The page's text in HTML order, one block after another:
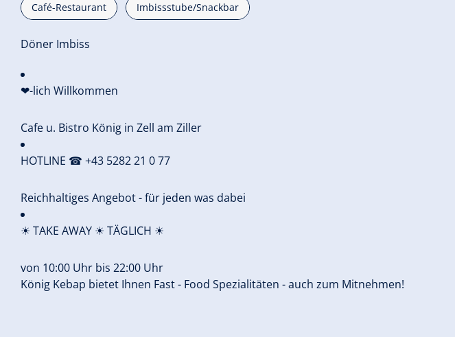
Café-Restaurant Imbissstube/Snackbar
Döner Imbiss
❤-lich Willkommen
Cafe u. Bistro König in Zell am Ziller
HOTLINE ☎ +43 5282 21 0 77
Reichhaltiges Angebot - für jeden was dabei
☀ TAKE AWAY ☀ TÄGLICH ☀
von 10:00 Uhr bis 22:00 Uhr
König Kebap bietet Ihnen Fast - Food Spezialitäten - auch zum Mitnehmen!